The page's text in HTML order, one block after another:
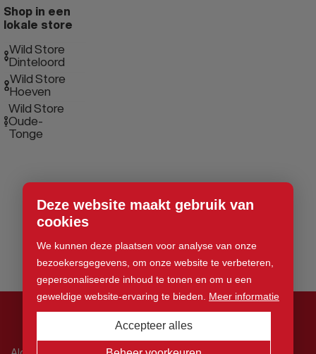
Deze website maakt gebruik van
cookies
We kunnen deze plaatsen voor analyse van onze
bezoekersgegevens, om onze website te verbeteren,
gepersonaliseerde inhoud te tonen en om u een
geweldige website-ervaring te bieden. Meer informatie
Accepteer alles
Shop in een
lokale store
Wild Store
Dinteloord
Wild Store
Hoeven
Wild Store
Oude-
Tonge
© 2026 Wild Store. Alle rechten voorbehouden